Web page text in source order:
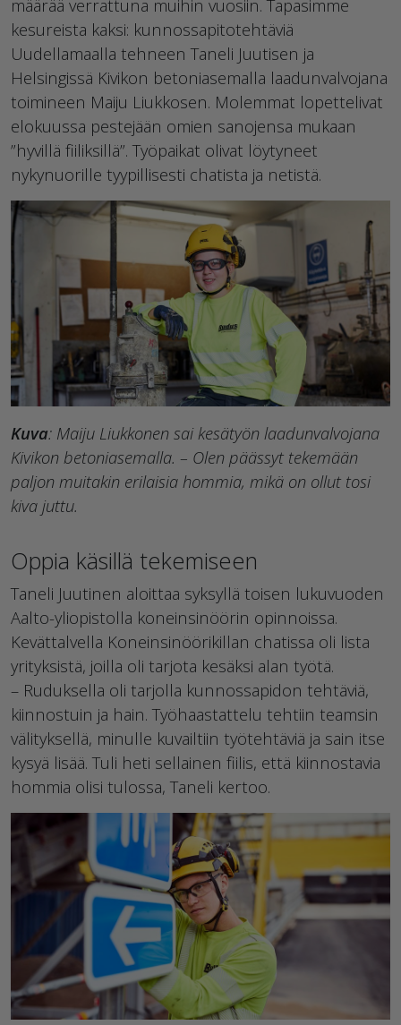
määrää verrattuna muihin vuosiin. Tapasimme
kesureista kaksi: kunnossapitotehtäviä
Uudellamaalla tehneen Taneli Juutisen ja
Helsingissä Kivikon betoniasemalla laadunvalvojana
toimineen Maiju Liukkosen. Molemmat lopettelivat
elokuussa pestejään omien sanojensa mukaan
”hyvillä fiiliksillä”. Työpaikat olivat löytyneet
nykynuorille tyypillisesti chatista ja netistä.
Kuva: Maiju Liukkonen sai kesätyön laadunvalvojana
Kivikon betoniasemalla. – Olen päässyt tekemään
paljon muitakin erilaisia hommia, mikä on ollut tosi
kiva juttu.
Oppia käsillä tekemiseen
Taneli Juutinen aloittaa syksyllä toisen lukuvuoden
Aalto-yliopistolla koneinsinöörin opinnoissa.
Kevättalvella Koneinsinöörikillan chatissa oli lista
yrityksistä, joilla oli tarjota kesäksi alan työtä.
– Ruduksella oli tarjolla kunnossapidon tehtäviä,
kiinnostuin ja hain. Työhaastattelu tehtiin teamsin
välityksellä, minulle kuvailtiin työtehtäviä ja sain itse
kysyä lisää. Tuli heti sellainen fiilis, että kiinnostavia
hommia olisi tulossa, Taneli kertoo.